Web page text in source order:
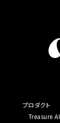
プロダクト
Treasure AI